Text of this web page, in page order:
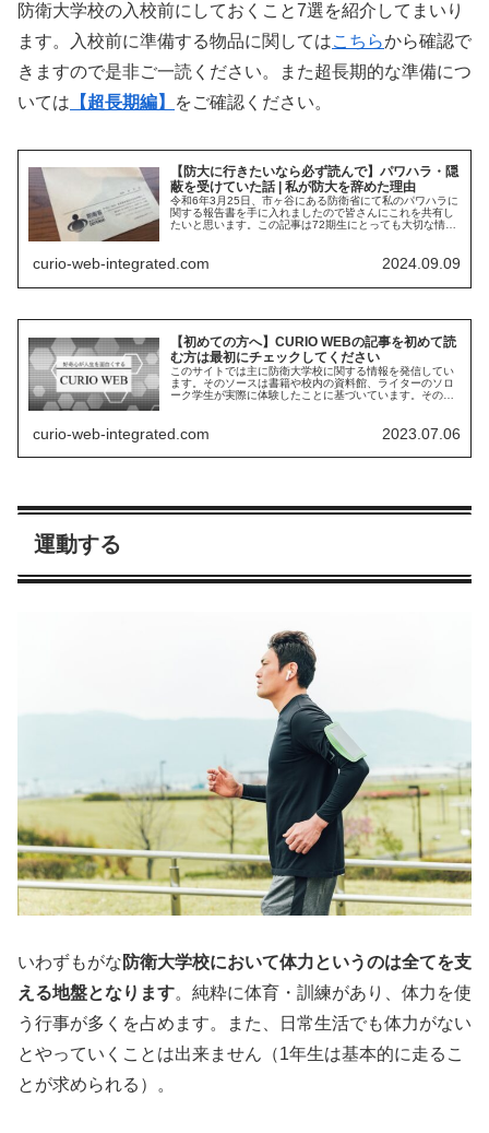
防衛大学校の入校前にしておくこと7選を紹介してまいり
ます。入校前に準備する物品に関してはこちらから確認で
きますので是非ご一読ください。また超長期的な準備につ
いては 【超長期編】 をご確認ください。
【防大に行きたいなら必ず読んで】パワハラ・隠
蔽を受けていた話 | 私が防大を辞めた理由
令和6年3月25日、市ヶ谷にある防衛省にて私のパワハラに
関する報告書を手に入れましたので皆さんにこれを共有し
たいと思います。この記事は72期生にとっても大切な情報
させていただきました.
curio-web-integrated.com 2024.09.09
【初めての方へ】CURIO WEBの記事を初めて読
む方は最初にチェックしてください
このサイトでは主に防衛大学校に関する情報を発信してい
ます。そのソースは書籍や校内の資料館、ライターのソロ
ーク学生が実際に体験したことに基づいています。その中
curio-web-integrated.com 2023.07.06
運動する
いわずもがな 防衛大学校において体力というのは全てを支
える地盤となります。純粋に体育・訓練があり、体力を使
う行事が多くを占めます。また、日常生活でも体力がない
とやっていくことは出来ません（1年生は基本的に走るこ
とが求められる）。